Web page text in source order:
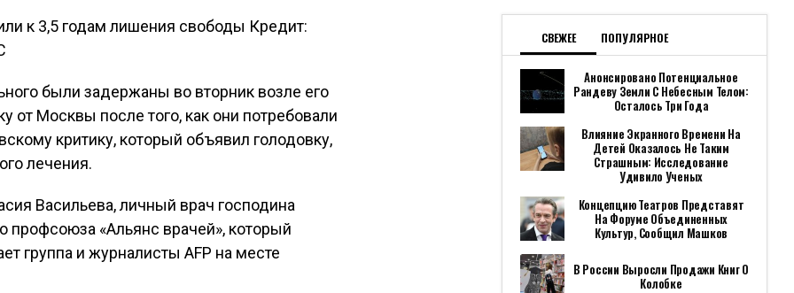
к 3,5 годам лишения свободы Кредит:
были задержаны во вторник возле его
от Москвы после того, как они потребовали
критику, который объявил голодовку,
лечения.
Васильева, личный врач господина
профсоюза «Альянс врачей», который
группа и журналисты AFP на месте
СВЕЖЕЕ ПОПУЛЯРНОЕ
Анонсировано Потенциальное
Рандеву Земли С Небесным Телом:
Осталось Три Года
Влияние Экранного Времени На
Детей Оказалось Не Таким
Страшным: Исследование
Удивило Ученых
Концепцию Театров Представят
На Форуме Объединенных
Культур, Сообщил Машков
В России Выросли Продажи Книг О
Колобке